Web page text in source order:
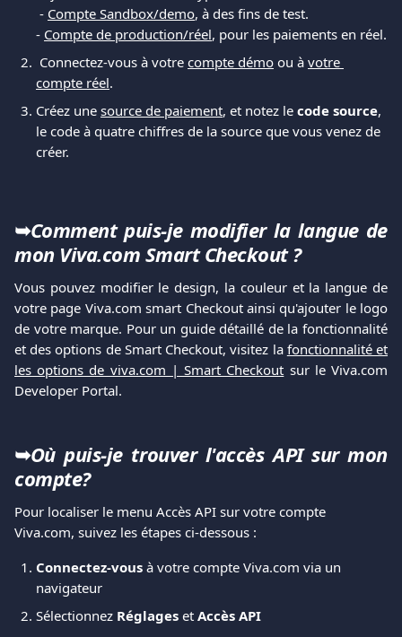
- Compte Sandbox/demo, à des fins de test.
- Compte de production/réel, pour les paiements en réel.
Connectez-vous à votre compte démo ou à votre
compte réel.
Créez une source de paiement, et notez le code source,
le code à quatre chiffres de la source que vous venez de
créer.
➥Comment puis-je modifier la langue de
mon Viva.com Smart Checkout ?
Vous pouvez modifier le design, la couleur et la langue de
votre page Viva.com smart Checkout ainsi qu'ajouter le logo
de votre marque. Pour un guide détaillé de la fonctionnalité
et des options de Smart Checkout, visitez la fonctionnalité et
les options de viva.com | Smart Checkout sur le Viva.com
Developer Portal.
➥Où puis-je trouver l'accès API sur mon
compte?
Pour localiser le menu Accès API sur votre compte
Viva.com, suivez les étapes ci-dessous :
Connectez-vous à votre compte Viva.com via un
navigateur
Sélectionnez Réglages et Accès API